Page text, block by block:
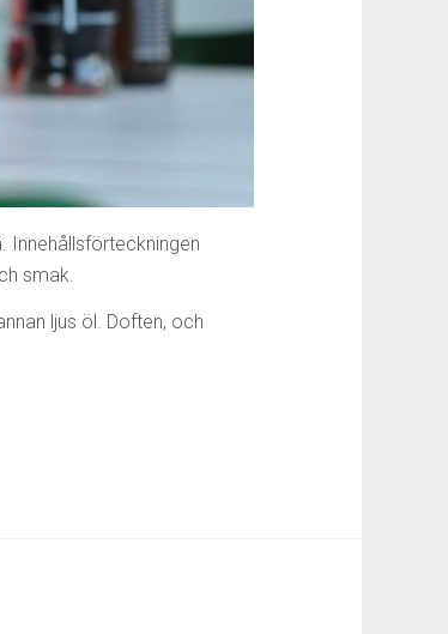
Innehållsförteckningen
smak.
ljus öl. Doften, och